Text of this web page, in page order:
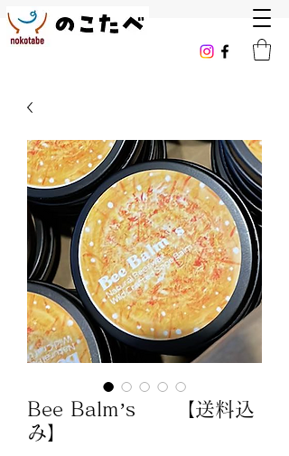
Bee Balm’s 【送料込
み】